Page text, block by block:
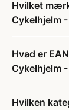
Hvilket
Cykelhjelm
Hvad er
Cykelhjelm
Hvilken